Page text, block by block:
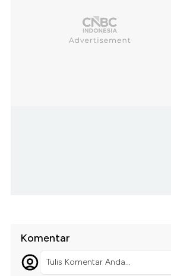
Komentar
Tulis Komentar Anda...